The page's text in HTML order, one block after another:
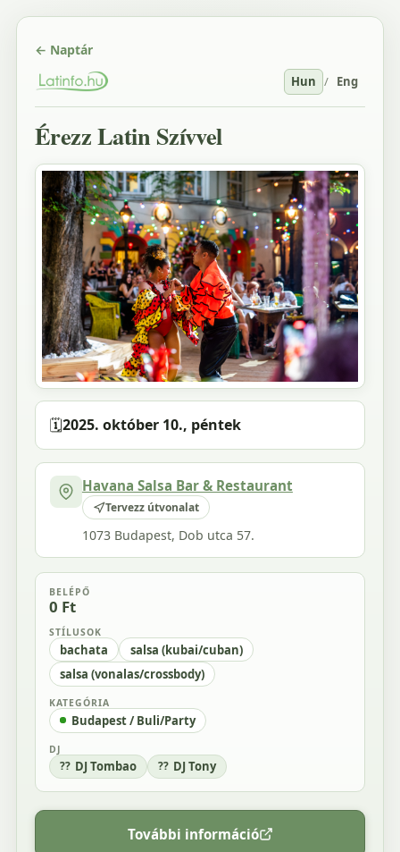
← Naptár
Hun / Eng
Érezz Latin Szívvel
🗓️2025. október 10., péntek
Havana Salsa Bar & Restaurant
Tervezz útvonalat
1073 Budapest, Dob utca 57.
BELÉPŐ
0 Ft
STÍLUSOK
bachata
salsa (kubai/cuban)
salsa (vonalas/crossbody)
KATEGÓRIA
Budapest / Buli/Party
DJ
DJ Tombao DJ Tony
További információ